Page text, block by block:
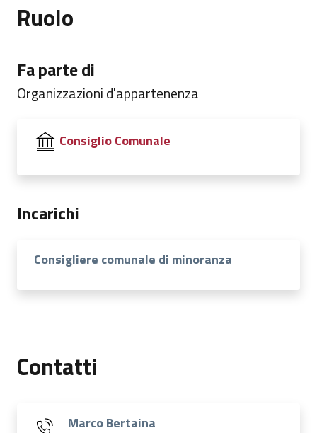
Ruolo
Fa parte di
Organizzazioni d'appartenenza
Consiglio Comunale
Incarichi
Consigliere comunale di minoranza
Contatti
Marco Bertaina